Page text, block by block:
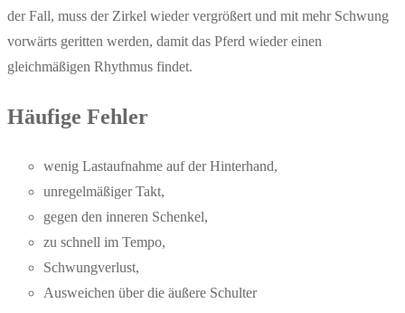
der Fall, muss der Zirkel wieder vergrößert und mit mehr Schwung
vorwärts geritten werden, damit das Pferd wieder einen
gleichmäßigen Rhythmus findet.
Häufige Fehler
wenig Lastaufnahme auf der Hinterhand,
unregelmäßiger Takt,
gegen den inneren Schenkel,
zu schnell im Tempo,
Schwungverlust,
Ausweichen über die äußere Schulter